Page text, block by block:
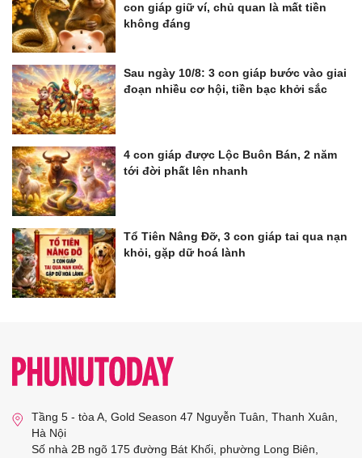
con giáp giữ ví, chủ quan là mất tiền
không đáng
Sau ngày 10/8: 3 con giáp bước vào giai
đoạn nhiều cơ hội, tiền bạc khởi sắc
4 con giáp được Lộc Buôn Bán, 2 năm
tới đời phất lên nhanh
Tổ Tiên Nâng Đỡ, 3 con giáp tai qua nạn
khỏi, gặp dữ hoá lành
Tầng 5 - tòa A, Gold Season 47 Nguyễn Tuân, Thanh Xuân,
Hà Nội
Số nhà 2B ngõ 175 đường Bát Khối, phường Long Biên,